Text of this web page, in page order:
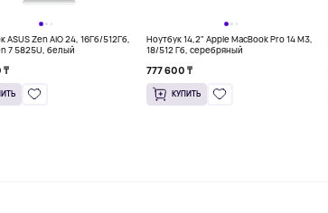
ASUS Zen AiO 24, 16Гб/512Гб,
7 5825U, белый
₸
Ноутбук 14,2" Apple MacBook Pro 14 M3,
18/512 Гб, серебряный
777 600 ₸
КУПИТЬ